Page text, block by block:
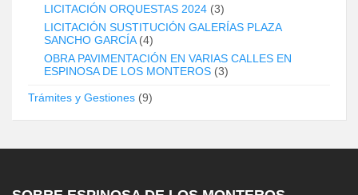
LICITACIÓN ORQUESTAS 2024 (3)
LICITACIÓN SUSTITUCIÓN GALERÍAS PLAZA
SANCHO GARCÍA(4)
OBRA PAVIMENTACIÓN EN VARIAS CALLES EN
ESPINOSA DE LOS MONTEROS (3)
Trámites y Gestiones (9)